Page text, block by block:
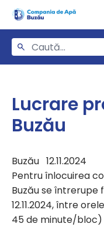
Lucrare
Buzău
Buzău 12.11.2024
Pentru înlocuirea
Buzău se întrerupe
12.11.2024, între
45 de minute/bloc)